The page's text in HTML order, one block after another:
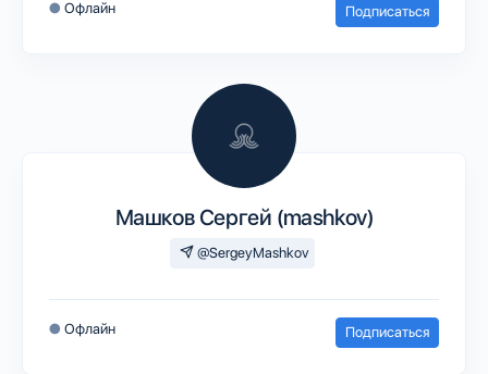
● Офлайн Подписаться
Машков Сергей (mashkov)
@SergeyMashkov
● Офлайн Подписаться